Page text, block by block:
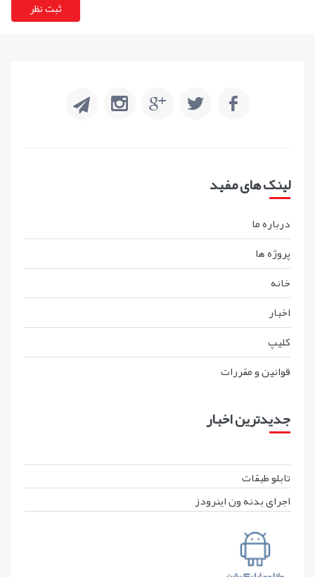
لینک های مفید
درباره ما
پروژه ها
خانه
اخبار
کليپ
قوانين و مقررات
جدیدترین اخبار
تابلو طبقات
اجرای بدنه ون اینرودز